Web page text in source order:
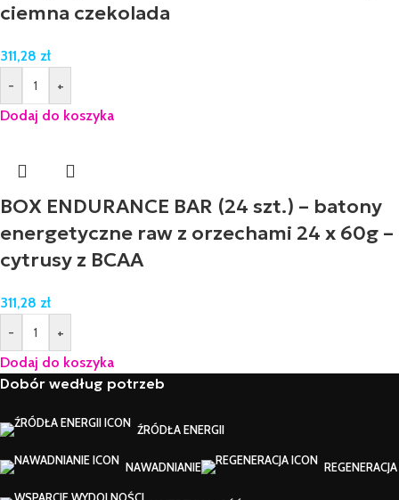
ciemna czekolada
311,28 zł
-
+
Dodaj do koszyka
BOX ENDURANCE BAR (24 szt.) – batony
energetyczne raw z orzechami 24 x 60g –
cytrusy z BCAA
311,28 zł
-
+
Dodaj do koszyka
Dobór według potrzeb
ŹRÓDŁA ENERGII
NAWADNIANIE REGENERACJA